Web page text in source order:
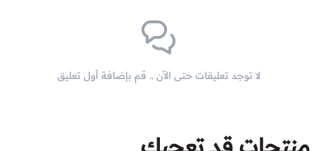
لا توجد تعليقات حتى الآن .. قم بإضافة أول تعليق